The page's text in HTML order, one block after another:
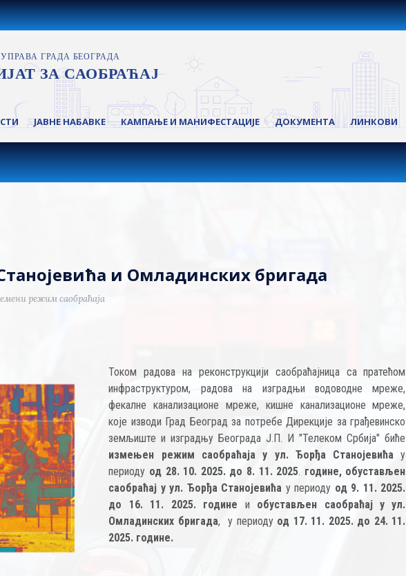
ЈАВНЕ НАБАВКЕ КАМПАЊЕ И МАНИФЕСТАЦИЈЕ ДОКУМЕНТА ЛИНКОВИ
и Омладинских бригада
режим саобраћаја
Током радова на реконструкцији саобраћајница са пратећом
инфраструктуром, радова на изградњи водоводне мреже,
фекалне канализационе мреже, кишне канализационе мреже,
које изводи Град Београд за потребе Дирекције за грађевинско
земљиште и изградњу Београда Ј.П. И "Телеком Србија" биће
измењен режим саобраћаја у ул. Ђорђа Станојевићау
периоду од 28. 10. 2025. до 8. 11. 2025. године, обустављен
саобраћај у ул. Ђорђа Станојевића у периоду од 9. 11. 2025.
до 16. 11. 2025. године и обустављен саобраћај у ул.
Омладинских бригада, у периоду од 17. 11. 2025. до 24. 11.
2025. године.